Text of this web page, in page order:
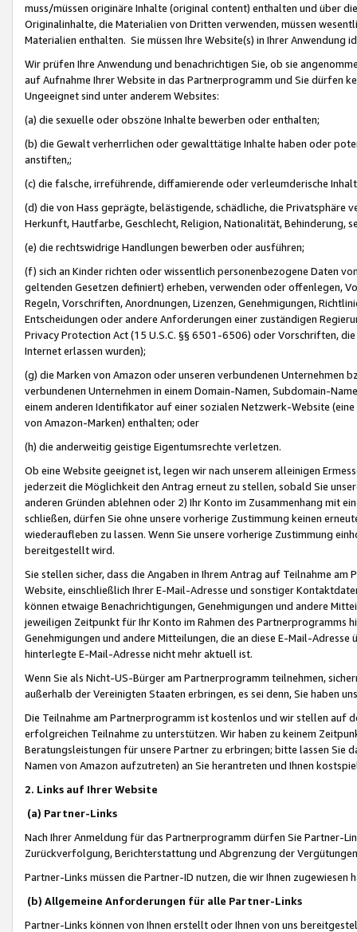
muss/müssen originäre Inhalte (original content) enthalten und über
Originalinhalte, die Materialien von Dritten verwenden, müssen
Materialien enthalten. Sie müssen Ihre Website(s) in Ihrer Anwendung
Wir prüfen Ihre Anwendung und benachrichtigen Sie, ob sie
auf Aufnahme Ihrer Website in das Partnerprogramm und Sie dürfen
Ungeeignet sind unter anderem Websites:
(a) die sexuelle oder obszöne Inhalte bewerben oder enthalten;
(b) die Gewalt verherrlichen oder gewalttätige Inhalte haben oder
anstiften,;
(c) die falsche, irreführende, diffamierende oder verleumderische
(d) die von Hass geprägte, belästigende, schädliche, die Privatsphäre
Herkunft, Hautfarbe, Geschlecht, Religion, Nationalität, Behinderung,
(e) die rechtswidrige Handlungen bewerben oder ausführen;
(f) sich an Kinder richten oder wissentlich personenbezogene Daten
geltenden Gesetzen definiert) erheben, verwenden oder offenlegen,
Regeln, Vorschriften, Anordnungen, Lizenzen, Genehmigungen,
Entscheidungen oder andere Anforderungen einer zuständigen
Privacy Protection Act (15 U.S.C. §§ 6501-6506) oder Vorschriften,
Internet erlassen wurden);
(g) die Marken von Amazon oder unseren verbundenen Unternehmen
verbundenen Unternehmen in einem Domain-Namen, Subdomain-
einem anderen Identifikator auf einer sozialen Netzwerk-Website
von Amazon-Marken) enthalten; oder
(h) die anderweitig geistige Eigentumsrechte verletzen.
Ob eine Website geeignet ist, legen wir nach unserem alleinigen
jederzeit die Möglichkeit den Antrag erneut zu stellen, sobald Sie
anderen Gründen ablehnen oder 2) Ihr Konto im Zusammenhang mit
schließen, dürfen Sie ohne unsere vorherige Zustimmung keinen
wiederaufleben zu lassen. Wenn Sie unsere vorherige Zustimmung
bereitgestellt wird.
Sie stellen sicher, dass die Angaben in Ihrem Antrag auf Teilnahme
Website, einschließlich Ihrer E-Mail-Adresse und sonstiger
können etwaige Benachrichtigungen, Genehmigungen und andere
jeweiligen Zeitpunkt für Ihr Konto im Rahmen des Partnerprogramms
Genehmigungen und andere Mitteilungen, die an diese E-Mail-
hinterlegte E-Mail-Adresse nicht mehr aktuell ist.
Wenn Sie als Nicht-US-Bürger am Partnerprogramm teilnehmen,
außerhalb der Vereinigten Staaten erbringen, es sei denn, Sie haben
Die Teilnahme am Partnerprogramm ist kostenlos und wir stellen auf
erfolgreichen Teilnahme zu unterstützen. Wir haben zu keinem
Beratungsleistungen für unsere Partner zu erbringen; bitte lassen Sie
Namen von Amazon aufzutreten) an Sie herantreten und Ihnen
2. Links auf Ihrer Website
(a) Partner-Links
Nach Ihrer Anmeldung für das Partnerprogramm dürfen Sie Partner-
Zurückverfolgung, Berichterstattung und Abgrenzung der
Partner-Links müssen die Partner-ID nutzen, die wir Ihnen zugewiesen
(b) Allgemeine Anforderungen für alle Partner-Links
Partner-Links können von Ihnen erstellt oder Ihnen von uns